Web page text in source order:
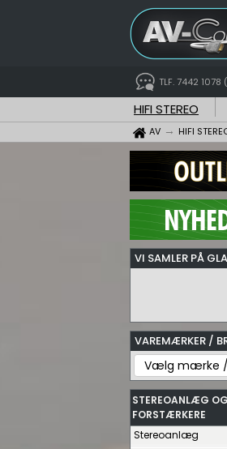
TLF. 7442 1078
HIFI STEREO
AV HIFI
VI SAMLER PÅ
VAREMÆRKER /
STEREOANLÆG OG
FORSTÆRKERE
Stereoanlæg